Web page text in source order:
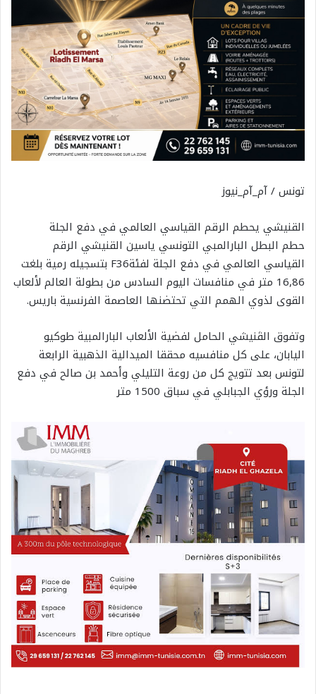
تونس / آم_آم_نيوز
القنيشي يحطم الرقم القياسي العالمي في دفع الجلة
حطم البطل البارالمبي التونسي ياسين القنيشي الرقم
القياسي العالمي في دفع الجلة لفئةF36 بتسجيله رمية بلغت
16,86 متر في منافسات اليوم السادس من بطولة العالم لألعاب
القوى لذوي الهمم التي تحتضنها العاصمة الفرنسية باريس.
وتفوق الڤنيشي الحامل لفضية الألعاب البارالمبية طوكيو
اليابان، على كل منافسيه محققا الميدالية الذهبية الرابعة
لتونس بعد تتويج كل من روعة التليلي وأحمد بن صالح في دفع
الجلة ورؤي الجبابلي في سباق 1500 متر